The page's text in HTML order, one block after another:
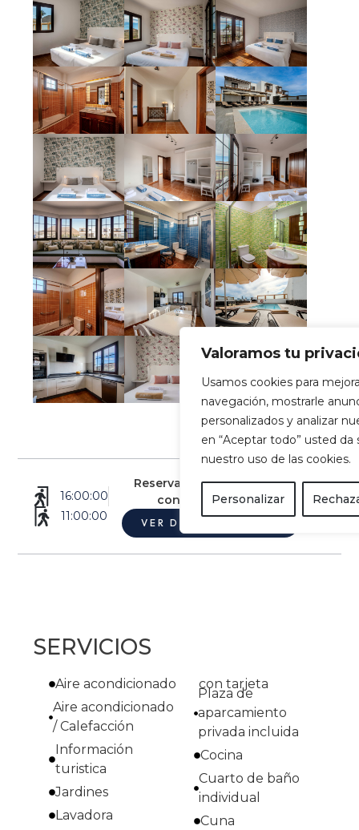
Valoramos tu
Usamos cookies para
navegación, mostrarle
personalizados y analizar
en “Aceptar todo” usted
nuestro uso de las cookies.
Personalizar
16:00:00
11:00:00
Reserva Villa Palmera by Villalize,
con las mejores ventajas
VER DISPONIBILIDAD
SERVICIOS
Aire acondicionado
Aire acondicionado
/ Calefacción
Información
turistica
Jardines
Lavadora
con tarjeta
Plaza de
aparcamiento
privada incluida
Cocina
Cuarto de baño
individual
Cuna